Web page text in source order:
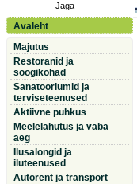
Jaga
Avaleht
Majutus
Restoranid ja
söögikohad
Sanatooriumid ja
terviseteenused
Aktiivne puhkus
Meelelahutus ja vaba
aeg
Ilusalongid ja
iluteenused
Autorent ja transport